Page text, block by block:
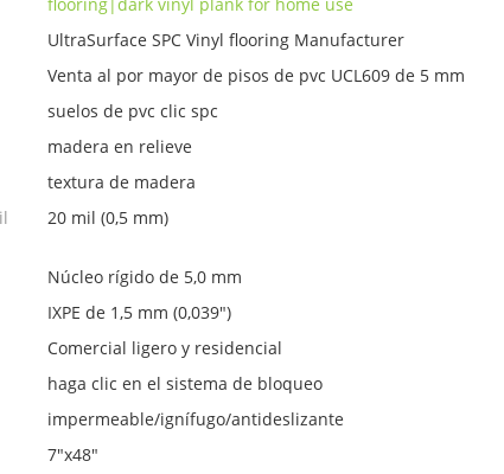
UltraSurface SPC Vinyl flooring Manufacturer
Venta al por mayor de pisos de pvc UCL609 de 5 mm
suelos de pvc clic spc
madera en relieve
textura de madera
20 mil (0,5 mm)
Núcleo rígido de 5,0 mm
IXPE de 1,5 mm (0,039")
Comercial ligero y residencial
haga clic en el sistema de bloqueo
impermeable/ignífugo/antideslizante
7"x48"